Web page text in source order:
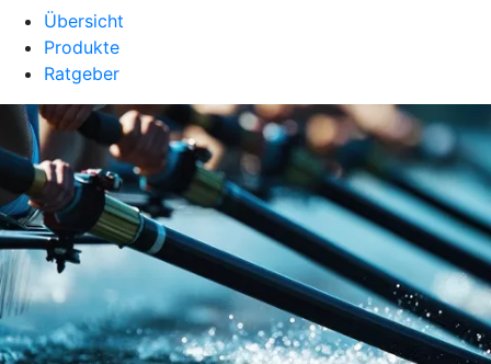
Übersicht
Produkte
Ratgeber